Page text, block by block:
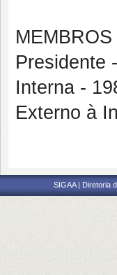
Presidente
Interna -
Externo à
SIGAA | Diretoria